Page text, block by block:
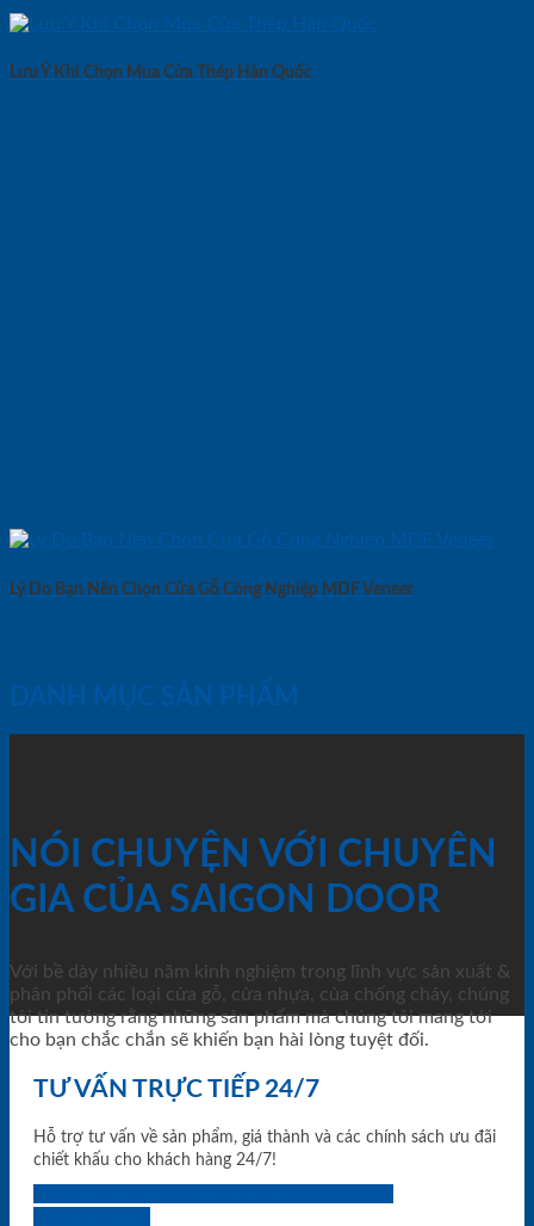
Lưu Ý Khi Chọn Mua Cửa Thép Hàn Quốc
Lý Do Bạn Nên Chọn Cửa Gỗ Công Nghiệp MDF Veneer
DANH MỤC SẢN PHẨM
NÓI CHUYỆN VỚI CHUYÊN
GIA CỦA SAIGON DOOR
Với bề dày nhiều năm kinh nghiệm trong lĩnh vực sản xuất &
phân phối các loại cửa gỗ, cửa nhựa, của chống cháy, chúng
tôi tin tưởng rằng những sản phẩm mà chúng tôi mang tới
cho bạn chắc chắn sẽ khiến bạn hài lòng tuyệt đối.
TƯ VẤN TRỰC TIẾP 24/7
Hỗ trợ tư vấn về sản phẩm, giá thành và các chính sách ưu đãi
chiết khấu cho khách hàng 24/7!